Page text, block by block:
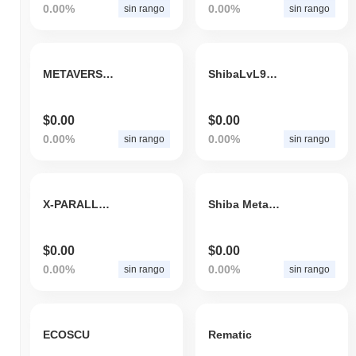
del mercato, il controllo normativo e potenziali vulnerabilità di
Approfondimenti sul Mercato
Dove posso acquistare SKOLANA (SKOL)?
Nelle ultime 24 ore, il volume di trading di SKOLANA si attesta a
$0.00.
0.00% sin rango 0.00% sin rango
METAVERSE NETWORK
$0.00
0.00% sin rango
ShibaLvL9000
$0.00
0.00% sin rango
X-PARALLEL SPACE
$0.00
0.00% sin rango
Shiba Metaverse
$0.00
0.00% sin rango
ECOSCU Rematic